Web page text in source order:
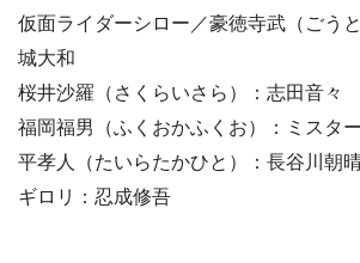
仮面ライダーシロー／豪徳寺武（ごう
城大和
桜井沙羅（さくらいさら）：志田音々
福岡福男（ふくおかふくお）：ミスタ
平孝人（たいらたかひと）：長谷川朝
ギロリ：忍成修吾